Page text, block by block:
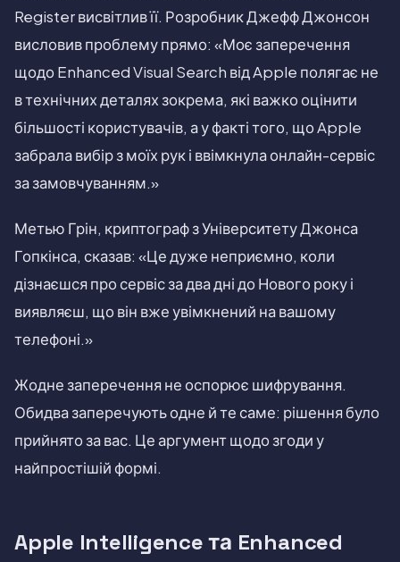
Register висвітлив її. Розробник Джефф Джонсон
висловив проблему прямо: «Моє заперечення
щодо Enhanced Visual Search від Apple полягає не
в технічних деталях зокрема, які важко оцінити
більшості користувачів, а у факті того, що Apple
забрала вибір з моїх рук і ввімкнула онлайн-сервіс
за замовчуванням.»
Метью Грін, криптограф з Університету Джонса
Гопкінса, сказав: «Це дуже неприємно, коли
дізнаєшся про сервіс за два дні до Нового року і
виявляєш, що він вже увімкнений на вашому
телефоні.»
Жодне заперечення не оспорює шифрування.
Обидва заперечують одне й те саме: рішення було
прийнято за вас. Це аргумент щодо згоди у
найпростішій формі.
Apple Intelligence та Enhanced